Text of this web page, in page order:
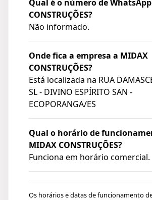
Qual é o número de
CONSTRUÇÕES?
Não informado.
Onde fica a empresa a MIDAX
CONSTRUÇÕES?
Está localizada na RUA
SL - DIVINO ESPÍRITO SAN -
ECOPORANGA/ES
Qual o horário de
MIDAX CONSTRUÇÕES?
Funciona em horário comercial.
Os horários e datas de funcionamento